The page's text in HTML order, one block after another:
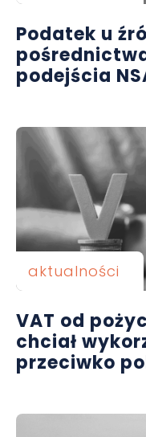
Podatek u
podejścia
aktualności
VAT od
chciał
przeciwko